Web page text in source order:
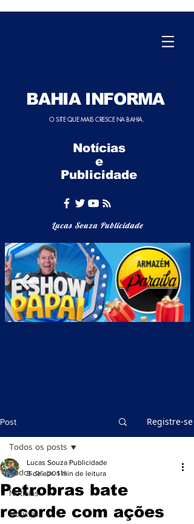
BAHIA INFORMA
O SITE QUE MAIS CRESCE NA BAHIA.
Notícias
e
Publicidade
Lucas Souza Publicidade
Post Registre-se
Todos os posts
Notícias
Notícias
Todos os posts
Petrobras bate
recorde com ações
Lucas Souza Publicidade
3 de abr. 1 min de leitura